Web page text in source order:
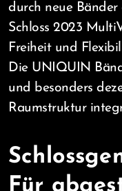
durch neue
Schloss 2023
Freiheit und
Die UNIQUIN
und besonders
Raumstruktur
Für